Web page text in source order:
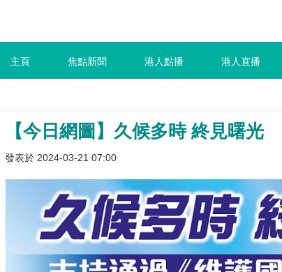
主頁 焦點新聞 港人點播 港人直播
【今日網圖】久候多時 終見曙光
發表於 2024-03-21 07:00